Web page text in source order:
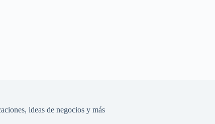
ideas de negocios y más